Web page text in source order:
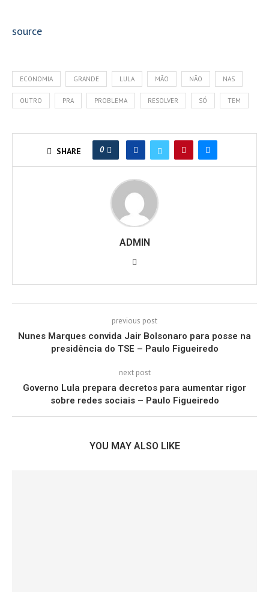
source
ECONOMIA GRANDE LULA MÃO NÃO NAS
OUTRO PRA PROBLEMA RESOLVER SÓ TEM
SHARE 0
ADMIN
previous post
Nunes Marques convida Jair Bolsonaro para posse na
presidência do TSE – Paulo Figueiredo
next post
Governo Lula prepara decretos para aumentar rigor
sobre redes sociais – Paulo Figueiredo
YOU MAY ALSO LIKE